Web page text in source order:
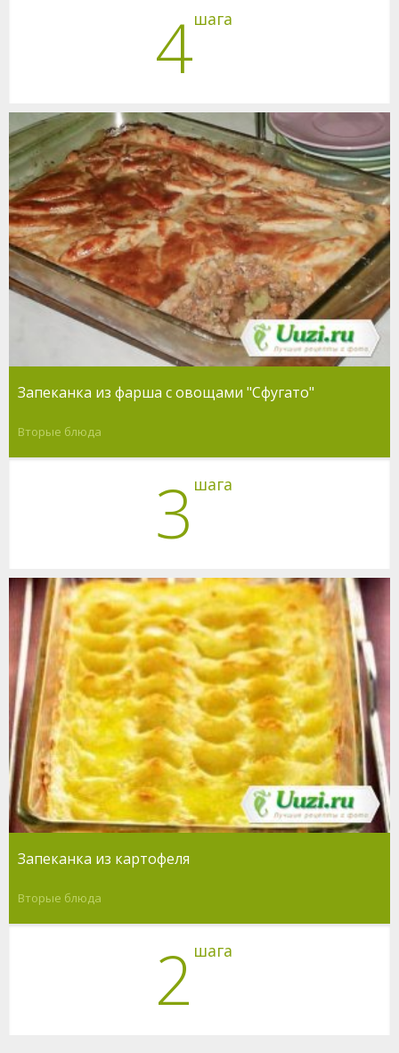
4шага
Запеканка из фарша с овощами "Сфугато"
Вторые блюда
3 шага
Запеканка из картофеля
Вторые блюда
2 шага